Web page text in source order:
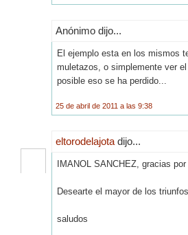
Anónimo dijo...
El ejemplo esta en los mismos
muletazos, o simplemente ver
posible eso se ha perdido...
25 de abril de 2011 a las 9:38
eltorodelajota dijo...
IMANOL SANCHEZ, gracias
Desearte el mayor de los
saludos